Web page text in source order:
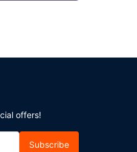
offers!
Subscribe